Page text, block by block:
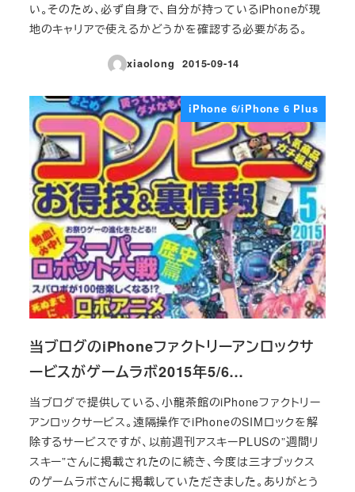
い。そのため、必ず自身で、自分が持っているiPhoneが現
地のキャリアで使えるかどうかを確認する必要がある。
xiaolong
投稿日
2015-09-14
iPhone 6/iPhone 6 Plus
当ブログのiPhoneファクトリーアンロックサ
ービスがゲームラボ2015年5/6…
当ブログで提供している、小龍茶館のiPhoneファクトリー
アンロックサービス。遠隔操作でiPhoneのSIMロックを解
除するサービスですが、以前週刊アスキーPLUSの”週間リ
スキー”さんに掲載されたのに続き、今度は三才ブックス
のゲームラボさんに掲載していただきました。ありがとう